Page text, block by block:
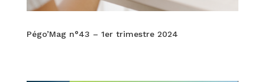
Pégo’Mag n°43 – 1er trimestre 2024